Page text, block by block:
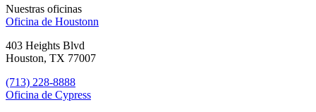
Nuestras oficinas
Oficina de Houstonn
403 Heights Blvd
Houston, TX 77007
(713) 228-8888
Oficina de Cypress